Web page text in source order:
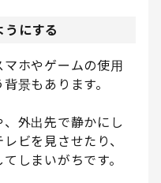
うにする
ホやゲームの使用
景もあります。
外出先で静かにし
ビを見させたり、
しまいがちです。